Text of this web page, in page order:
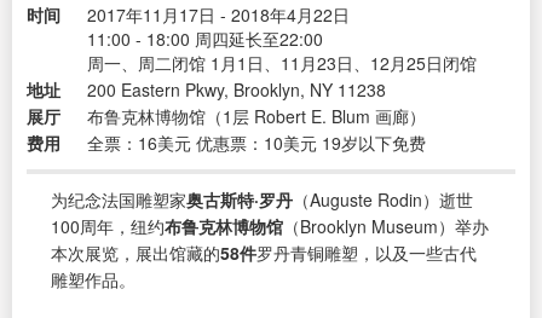
时间
2017年11月17日 - 2018年4月22日
11:00 - 18:00 周四延长至22:00
周一、周二闭馆 1月1日、11月23日、12月25日闭馆
地址
200 Eastern Pkwy, Brooklyn, NY 11238
展厅
布鲁克林博物馆（1层 Robert E. Blum 画廊）
费用
全票：16美元 优惠票：10美元 19岁以下免费
为纪念法国雕塑家奥古斯特·罗丹 （Auguste Rodin）逝世
100周年，纽约布鲁克林博物馆 （Brooklyn Museum）举办
本次展览，展出馆藏的58件罗丹青铜雕塑，以及一些古代
雕塑作品。